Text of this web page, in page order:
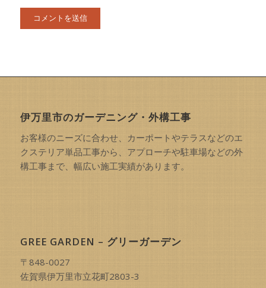
伊万里市のガーデニング・外構工事
お客様のニーズに合わせ、カーポートやテラスなどのエ
クステリア単品工事から、アプローチや駐車場などの外
構工事まで、幅広い施工実績があります。
GREE GARDEN – グリーガーデン
〒848-0027
佐賀県伊万里市立花町2803-3